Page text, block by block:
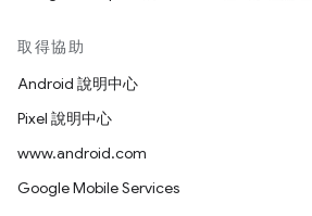
取得協助
Android 說明中心
Pixel 說明中心
www.android.com
Google Mobile Services